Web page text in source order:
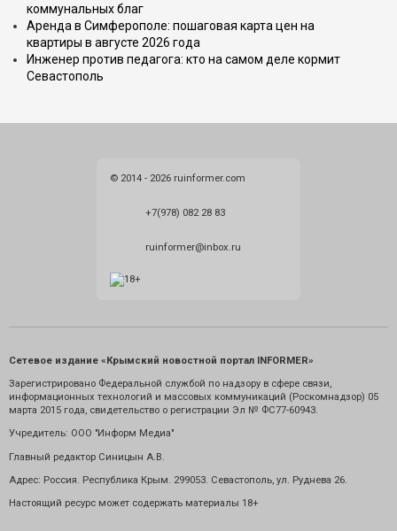
коммунальных благ
Аренда в Симферополе: пошаговая карта цен на
квартиры в августе 2026 года
Инженер против педагога: кто на самом деле кормит
Севастополь
© 2014 - 2026 ruinformer.com
+7(978) 082 28 83
ruinformer@inbox.ru
Сетевое издание «Крымский новостной портал INFORMER»
Зарегистрировано Федеральной службой по надзору в сфере связи,
информационных технологий и массовых коммуникаций (Роскомнадзор) 05
марта 2015 года, свидетельство о регистрации Эл № ФС77-60943.
Учредитель: ООО "Информ Медиа"
Главный редактор Синицын А.В.
Адрес: Россия. Республика Крым. 299053. Севастополь, ул. Руднева 26.
Настоящий ресурс может содержать материалы 18+